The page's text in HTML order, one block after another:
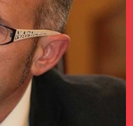
Pilla
di Più